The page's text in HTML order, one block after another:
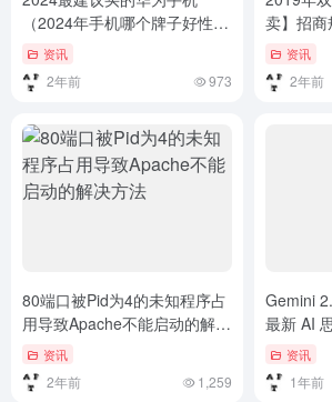
（2024年手机哪个牌子好性价
比高？知名品牌推荐）2024年
手机哪个牌子好性价比高？知
名品牌推荐
资讯
2年前 973
卖】招商
资讯
2年前
80端口被Pid为4的未知程序占
用导致Apache不能启动的解决
方法资讯
2年前 1,259
Gemini
最新 AI
居第一
资讯
1年前